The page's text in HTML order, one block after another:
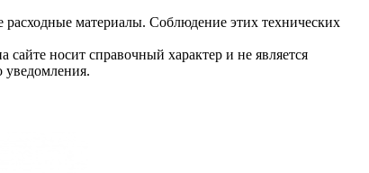
материалы. Соблюдение этих технических
носит справочный характер и не является
уведомления.